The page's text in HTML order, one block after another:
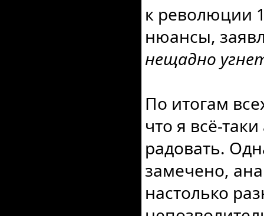
к революции
нюансы,
нещадно
По итогам
что я всё-
радовать.
замечено,
настолько